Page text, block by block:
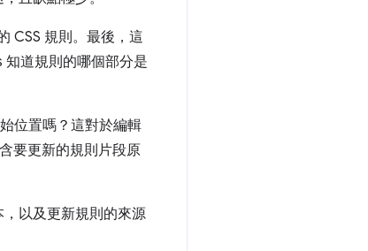
CSS 規則。最後，這
知道規則的哪個部分是
位置嗎？這對於編輯
要更新的規則片段原
以及更新規則的來源